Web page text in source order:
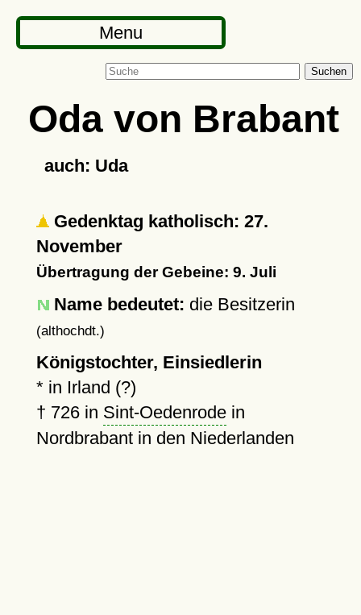
Menu
Suchen
Oda von Brabant
auch: Uda
Gedenktag katholisch: 27.
November
Übertragung der Gebeine: 9. Juli
Name bedeutet: die Besitzerin
(althochdt.)
Königstochter, Einsiedlerin
* in Irland (?)
† 726in Sint-Oedenrodein
Nordbrabant in den Niederlanden